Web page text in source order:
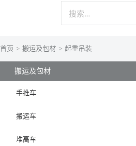
首页 > 搬运及包材 > 起重吊装
搬运及包材
手推车
搬运车
堆高车